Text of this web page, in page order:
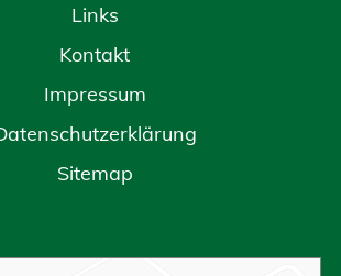
Links
Kontakt
Impressum
Sitemap